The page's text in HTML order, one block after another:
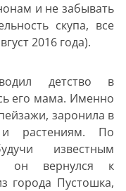
и не забывать
скупа, все
2016 года).
детство в
его мама. Именно
заронила в
растениям. По
известным
он вернулся к
города Пустошка,